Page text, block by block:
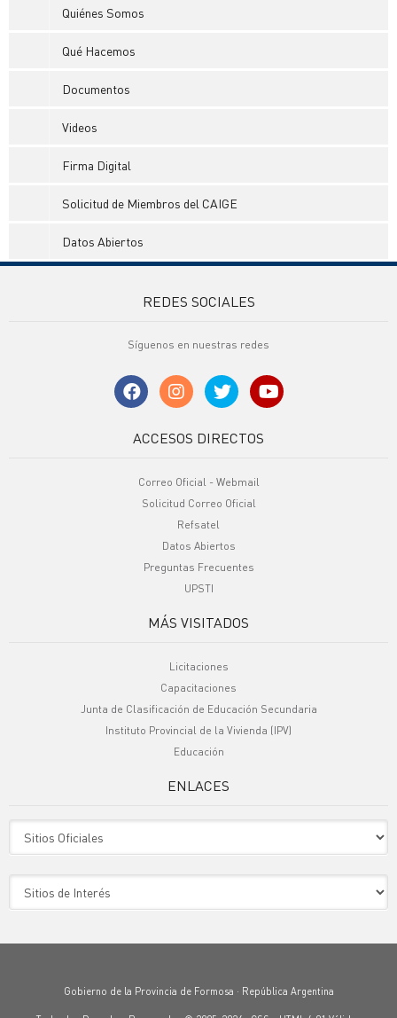
Quiénes Somos
Qué Hacemos
Documentos
Videos
Firma Digital
Solicitud de Miembros del CAIGE
Datos Abiertos
REDES SOCIALES
Síguenos en nuestras redes
ACCESOS DIRECTOS
Correo Oficial - Webmail
Solicitud Correo Oficial
Refsatel
Datos Abiertos
Preguntas Frecuentes
UPSTI
MÁS VISITADOS
Licitaciones
Capacitaciones
Junta de Clasificación de Educación Secundaria
Instituto Provincial de la Vivienda (IPV)
Educación
ENLACES
Gobierno de la Provincia de Formosa · República Argentina